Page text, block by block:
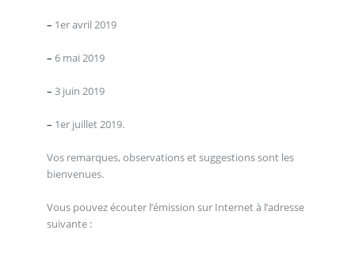
– 1er avril 2019
– 6 mai 2019
– 3 juin 2019
– 1er juillet 2019.
Vos remarques, observations et suggestions sont les
bienvenues.
Vous pouvez écouter l’émission sur Internet à l’adresse
suivante :